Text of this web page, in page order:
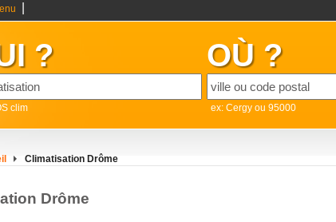
?
clim
OÙ ?
ex: Cergy ou 95000
Climatisation Drôme
Drôme